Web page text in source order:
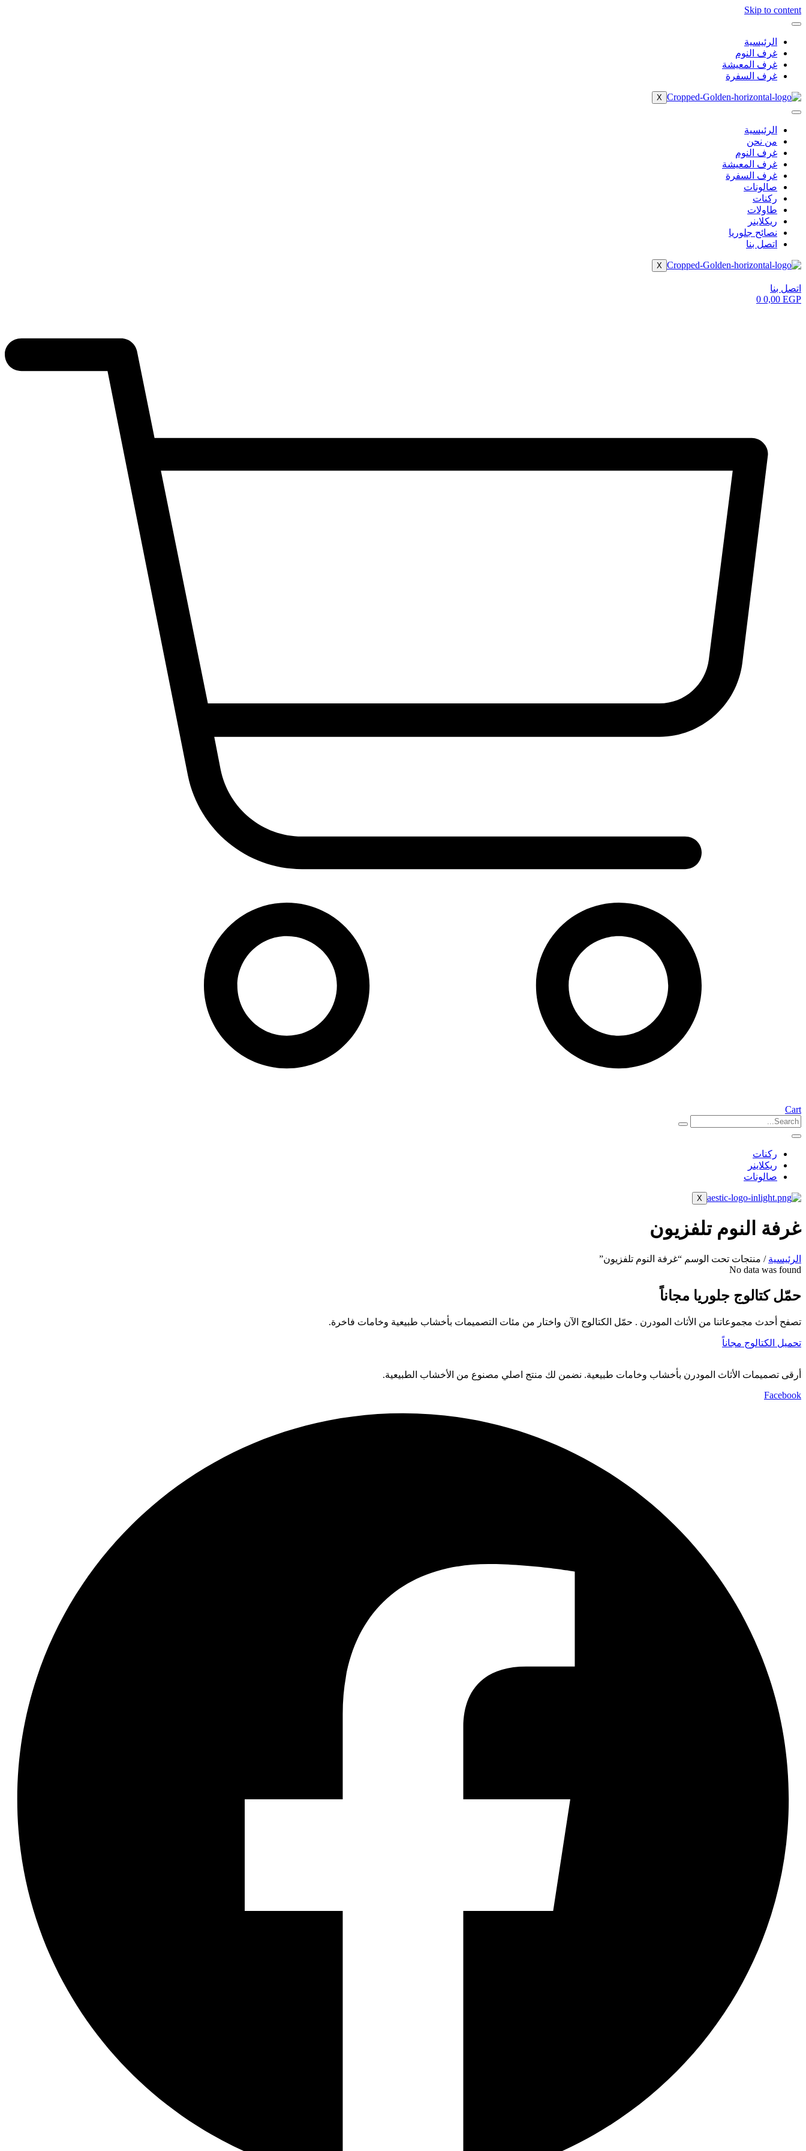
Skip to content
الرئيسية
غرف النوم
غرف المعيشة
غرف السفرة
X
الرئيسية
من نحن
غرف النوم
غرف المعيشة
غرف السفرة
صالونات
ركنات
طاولات
ريكلاينر
نصائح جلوريا
اتصل بنا
X
اتصل بنا
0,00 EGP
0
Cart
ركنات
ريكلاينر
صالونات
X
غرفة النوم تلفزيون
الرئيسية / منتجات تحت الوسم “غرفة النوم تلفزيون”
No data was found
حمّل كتالوج جلوريا مجاناً
تصفح أحدث مجموعاتنا من الأثاث المودرن . حمّل الكتالوج الآن واختار من مئات التصميمات بأخشاب طبيعية وخامات فاخرة.
تحميل الكتالوج مجاناً
أرقى تصميمات الأثاث المودرن بأخشاب وخامات طبيعية. نضمن لك منتج اصلي مصنوع من الأخشاب الطبيعية.
Facebook